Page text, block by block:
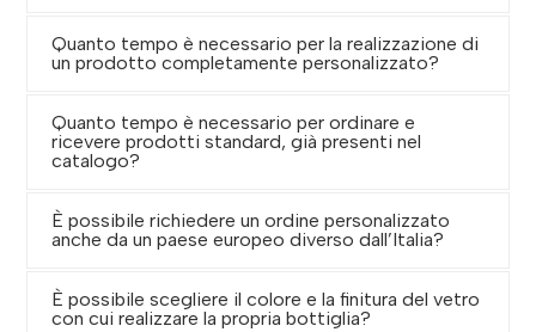
Quanto tempo è necessario per la realizzazione di
un prodotto completamente personalizzato?
Quanto tempo è necessario per ordinare e
ricevere prodotti standard, già presenti nel
catalogo?
È possibile richiedere un ordine personalizzato
anche da un paese europeo diverso dall’Italia?
È possibile scegliere il colore e la finitura del vetro
con cui realizzare la propria bottiglia?